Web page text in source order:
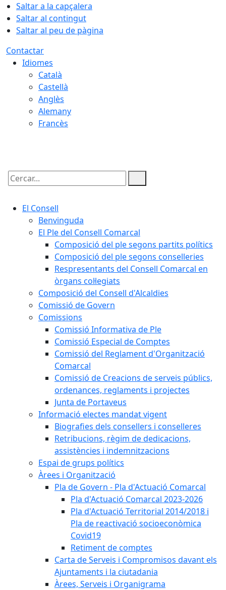
Saltar a la capçalera
Saltar al contingut
Saltar al peu de pàgina
Contactar
Idiomes
Català
Castellà
Anglès
Alemany
Francès
Cercar:
El Consell
Benvinguda
El Ple del Consell Comarcal
Composició del ple segons partits polítics
Composició del ple segons conselleries
Respresentants del Consell Comarcal en
òrgans col·legiats
Composició del Consell d'Alcaldies
Comissió de Govern
Comissions
Comissió Informativa de Ple
Comissió Especial de Comptes
Comissió del Reglament d'Organització
Comarcal
Comissió de Creacions de serveis públics,
ordenances, reglaments i projectes
Junta de Portaveus
Informació electes mandat vigent
Biografies dels consellers i conselleres
Retribucions, règim de dedicacions,
assistències i indemnitzacions
Espai de grups polítics
Àrees i Organització
Pla de Govern - Pla d'Actuació Comarcal
Pla d'Actuació Comarcal 2023-2026
Pla d'Actuació Territorial 2014/2018 i
Pla de reactivació socioeconòmica
Covid19
Retiment de comptes
Carta de Serveis i Compromisos davant els
Ajuntaments i la ciutadania
Àrees, Serveis i Organigrama